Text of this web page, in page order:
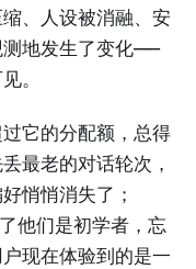
、人设被消融、安
地发生了变化——
。
它的分配额，总得
最老的对话轮次，
悄悄消失了；
他们是初学者，忘
现在体验到的是一